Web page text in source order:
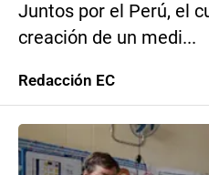
Juntos por el Perú, el
creación de un medi...
Redacción EC